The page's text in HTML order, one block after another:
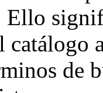
Ello
catálogo
de